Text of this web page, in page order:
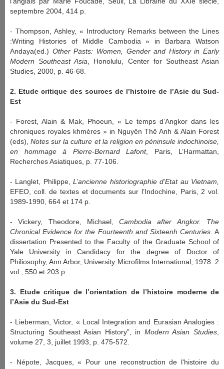
septembre 2004, 414 p.
- Thompson, Ashley, « Introductory Remarks between the Lines
:Writing Histories of Middle Cambodia » in Barbara Watson
Andaya(ed.) Other Pasts: Women, Gender and History in Early
Modern Southeast Asia, Honolulu, Center for Southeast Asian
Studies, 2000, p. 46-68.
2. Etude critique des sources de l’histoire de l’Asie du Sud-
Est
- Forest, Alain & Mak, Phoeun, « Le temps d’Angkor dans les
chroniques royales khmères » in Nguyên Thê Anh & Alain Forest
(eds),Notes sur la culture et la religion en péninsule indochinoise,
en hommage à Pierre-Bernard Lafont, Paris, L’Harmattan,
Recherches Asiatiques, p. 77-106.
- Langlet, Philippe,L’ancienne historiographie d’Etat au Vietnam,
EFEO, coll. de textes et documents sur l’Indochine, Paris, 2 vol.
1989-1990, 664 et 174 p.
- Vickery, Theodore, Michael,Cambodia after Angkor. The
Chronical Evidence for the Fourteenth and Sixteenh Centuries. A
dissertation Presented to the Faculty of the Graduate School of
Yale University in Candidacy for the degree of Doctor of
Philiosophy, Ann Arbor, University Microfilms International, 1978. 2
vol., 550 et 203 p.
3. Etude critique de l’orientation de l’histoire moderne de
l’Asie du Sud-Est
- Lieberman, Victor, « Local Integration and Eurasian Analogies :
Structuring Southeast Asian History”, in Modern Asian Studies,
volume 27, 3, juillet 1993, p. 475-572.
- Népote, Jacques, « Pour une reconstruction de l'histoire du